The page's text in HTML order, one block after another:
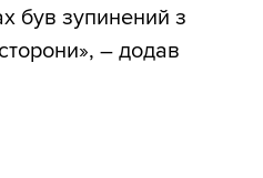
був зупинений з
сторони», – додав